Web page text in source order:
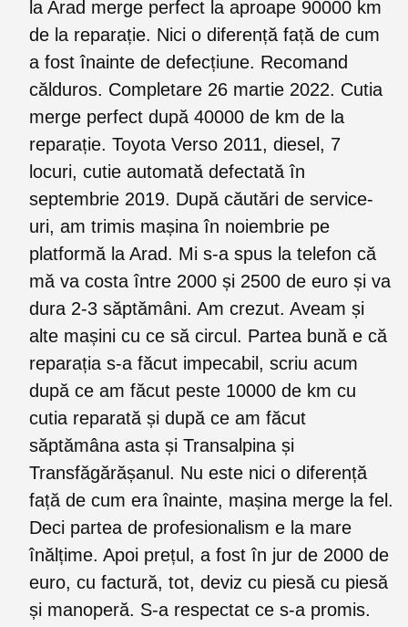
la Arad merge perfect la aproape 90000 km
de la reparație. Nici o diferență față de cum
a fost înainte de defecțiune. Recomand
călduros. Completare 26 martie 2022. Cutia
merge perfect după 40000 de km de la
reparație. Toyota Verso 2011, diesel, 7
locuri, cutie automată defectată în
septembrie 2019. După căutări de service-
uri, am trimis mașina în noiembrie pe
platformă la Arad. Mi s-a spus la telefon că
mă va costa între 2000 și 2500 de euro și va
dura 2-3 săptămâni. Am crezut. Aveam și
alte mașini cu ce să circul. Partea bună e că
reparația s-a făcut impecabil, scriu acum
după ce am făcut peste 10000 de km cu
cutia reparată și după ce am făcut
săptămâna asta și Transalpina și
Transfăgărășanul. Nu este nici o diferență
față de cum era înainte, mașina merge la fel.
Deci partea de profesionalism e la mare
înălțime. Apoi prețul, a fost în jur de 2000 de
euro, cu factură, tot, deviz cu piesă cu piesă
și manoperă. S-a respectat ce s-a promis.